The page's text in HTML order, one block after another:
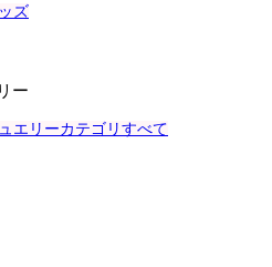
ズ
ー
エリーカテゴリすべて